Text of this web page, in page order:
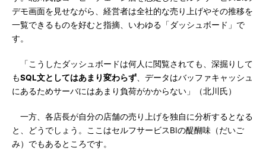
デモ画面を見せながら、経営者は全社的な売り上げやその推移を
一覧できるものを好むと指摘、いわゆる「ダッシュボード」で
す。
「こうしたダッシュボードは何人に閲覧されても、深掘りして
もSQL文としてはあまり変わらず 、データはバッファキャッシュ
にあるためサーバにはあまり負荷がかからない」（北川氏）
一方、各店長が自分の店舗の売り上げを独自に分析するとなる
と、どうでしょう。ここはセルフサービスBIの醍醐味（だいご
み）でもあるところです。